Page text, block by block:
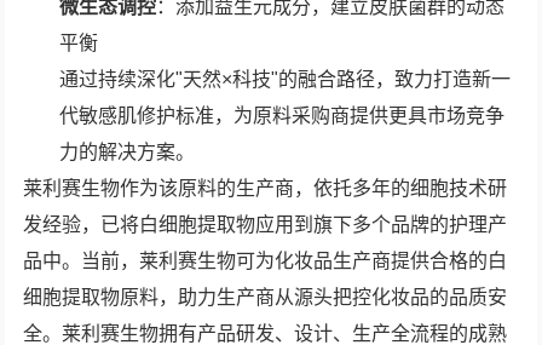
微生态调控：添加益生元成分，建立皮肤菌群的动态
平衡
通过持续深化"天然×科技"的融合路径，致力打造新一
代敏感肌修护标准，为原料采购商提供更具市场竞争
力的解决方案。
莱利赛生物作为该原料的生产商，依托多年的细胞技术研
发经验，已将白细胞提取物应用到旗下多个品牌的护理产
品中。当前，莱利赛生物可为化妆品生产商提供合格的白
细胞提取物原料，助力生产商从源头把控化妆品的品质安
全。莱利赛生物拥有产品研发、设计、生产全流程的成熟